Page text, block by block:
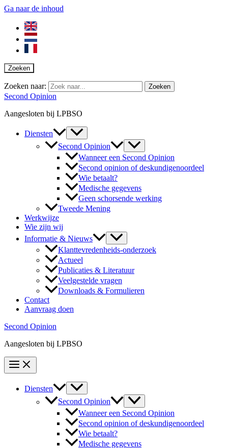
Ga naar de inhoud
Zoeken
Zoeken naar:
Second Opinion
Aangesloten bij LPBSO
Diensten
Second Opinion
Wanneer een Second Opinion
Second opinion of deskundigenoordeel
Wie betaalt?
Medische gegevens
Geen schorsende werking
Tweede Mening
Werkwijze
Wie zijn wij
Informatie & Nieuws
Klanttevredenheids-onderzoek
Actueel
Publicaties & Literatuur
Veelgestelde vragen
Downloads & Formulieren
Contact
Aanvraag doen
Second Opinion
Aangesloten bij LPBSO
Diensten
Second Opinion
Wanneer een Second Opinion
Second opinion of deskundigenoordeel
Wie betaalt?
Medische gegevens